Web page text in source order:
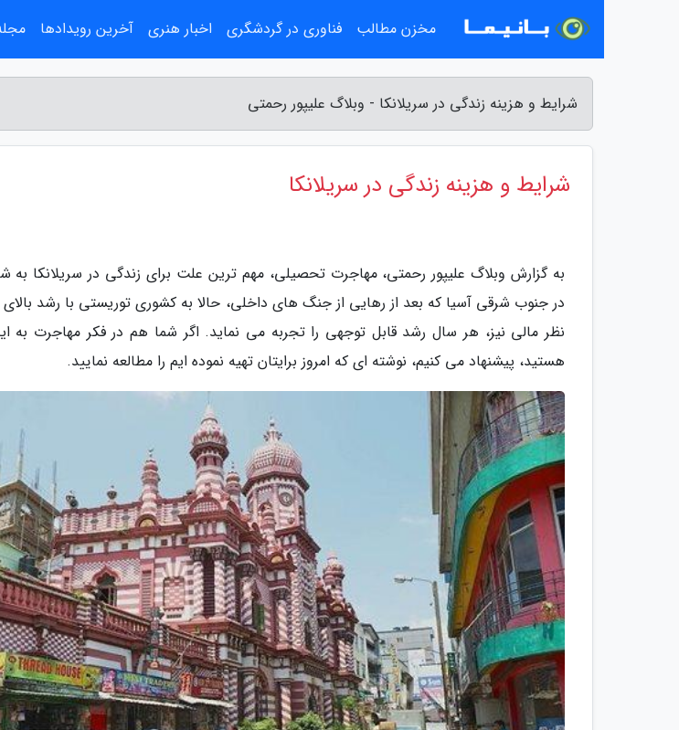
شرایط و هزینه زندگی در سریلانکا - وبلاگ علیپور رحمتی
شرایط و هزینه زندگی در سریلانکا
به گزارش وبلاگ علیپور رحمتی، مهاجرت تحصیلی، مهم ترین علت برای زندگی در سریلانکا به
در جنوب شرقی آسیا که بعد از رهایی از جنگ های داخلی، حالا به کشوری توریستی با رشد
نظر مالی نیز، هر سال رشد قابل توجهی را تجربه می نماید. اگر شما هم در فکر مهاجرت به
هستید، پیشنهاد می کنیم، نوشته ای که امروز برایتان تهیه نموده ایم را مطالعه نمایید.
مخزن مطالب فناوری در گردشگری اخبار هنری آخرین رویدادها